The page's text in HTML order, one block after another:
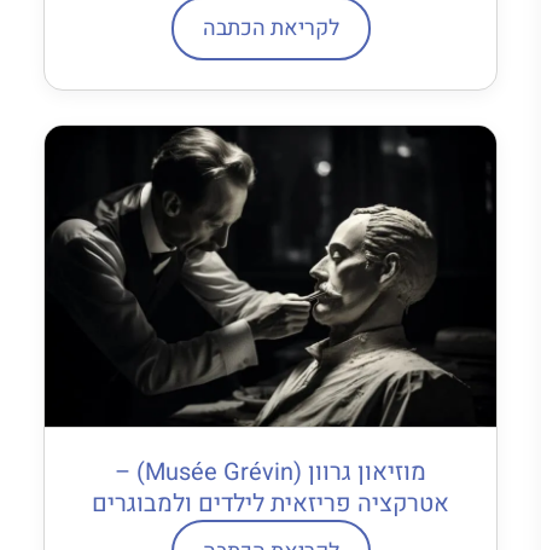
לקריאת הכתבה
מוזיאון גרוון (Musée Grévin) –
אטרקציה פריזאית לילדים ולמבוגרים